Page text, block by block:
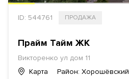
ID: 544761 ПРОДАЖА
Прайм Тайм ЖК
Викторенко ул дом 11
Карта
Район: Хорошёвский